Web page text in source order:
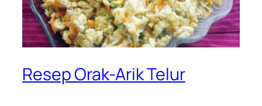
Resep Orak-Arik Telur